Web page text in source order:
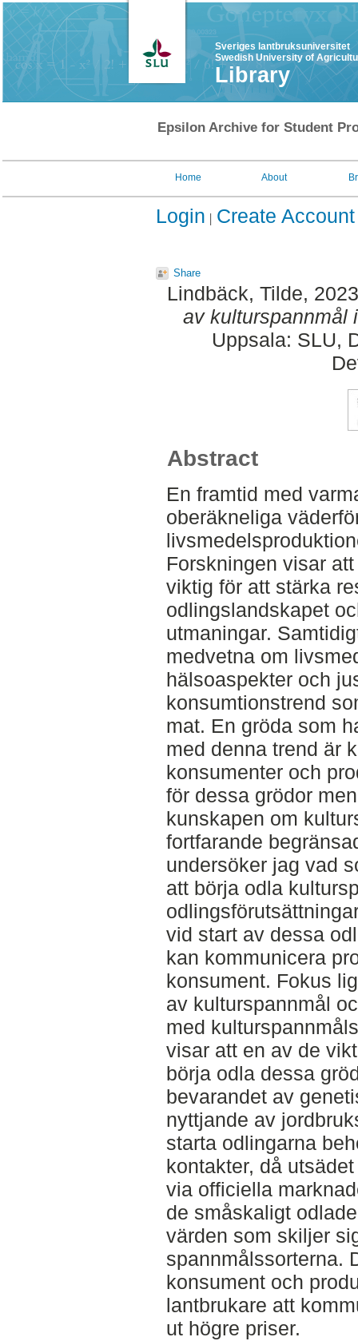
Sveriges lantbruksuniversitet
Swedish University of
Library
Epsilon Archive for Student
Home About
Login Create Account
Share
Lindbäck, Tilde,
av kulturspannmål
Uppsala: SLU,
Abstract
En framtid med
oberäkneliga
Forskningen visar
viktig för att stärka
odlingslandskapet
utmaningar.
medvetna om
hälsoaspekter och
konsumtionstrend
mat. En gröda som
med denna trend är
konsumenter och
för dessa grödor
kunskapen om
fortfarande
undersöker jag vad
att börja odla
vid start av dessa
kan kommunicera
konsument. Fokus
av kulturspannmål
med
visar att en av de
börja odla dessa
bevarandet av
nyttjande av
starta odlingarna
kontakter, då
via officiella
de småskaligt
värden som skiljer
spannmålssorterna.
konsument och
lantbrukare att
ut högre priser.